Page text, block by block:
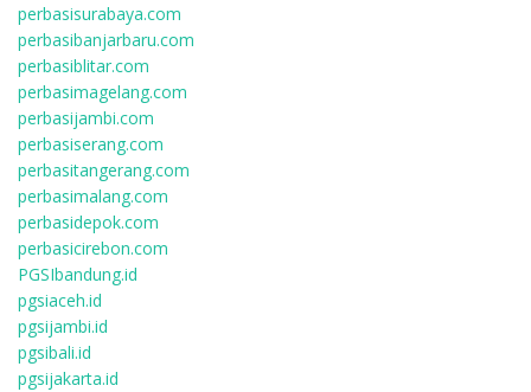
perbasisurabaya.com
perbasibanjarbaru.com
perbasiblitar.com
perbasimagelang.com
perbasijambi.com
perbasiserang.com
perbasitangerang.com
perbasimalang.com
perbasidepok.com
perbasicirebon.com
PGSIbandung.id
pgsiaceh.id
pgsijambi.id
pgsibali.id
pgsijakarta.id